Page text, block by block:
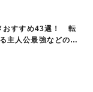
おすすめ43選！ 転
主人公最強などの人